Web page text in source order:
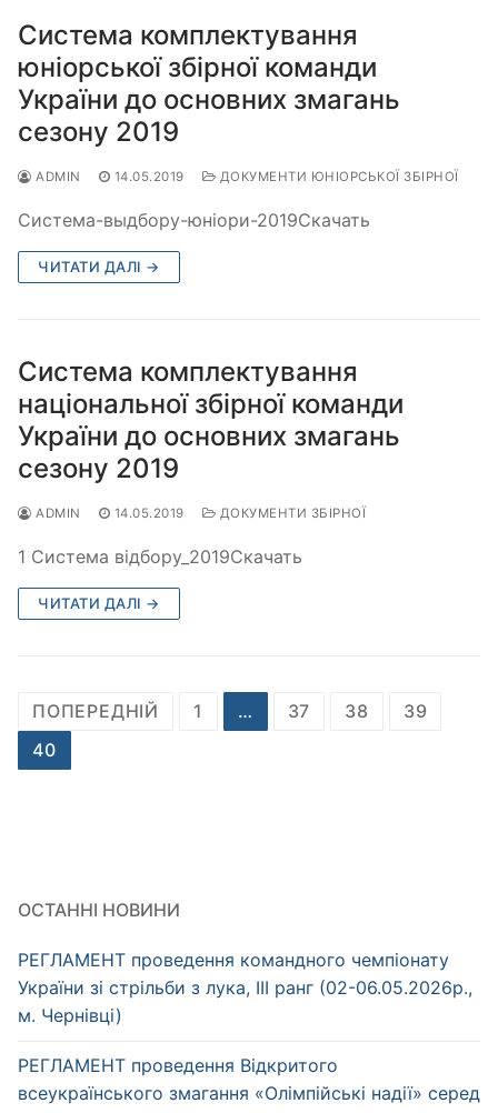
Система комплектування
юніорської збірної команди
України до основних змагань
сезону 2019
ADMIN 14.05.2019 ДОКУМЕНТИ ЮНІОРСЬКОЇ ЗБІРНОЇ
Система-выдбору-юніори-2019Скачать
ЧИТАТИ ДАЛІ →
Система комплектування
національної збірної команди
України до основних змагань
сезону 2019
ADMIN 14.05.2019 ДОКУМЕНТИ ЗБІРНОЇ
1 Cистема відбору_2019Скачать
ЧИТАТИ ДАЛІ →
Пагінація
записів
ПОПЕРЕДНІЙ 1 … 37 38
39
40
ОСТАННІ НОВИНИ
РЕГЛАМЕНТ проведення командного чемпіонату
України зі стрільби з лука, ІІІ ранг (02-06.05.2026р.,
м. Чернівці)
РЕГЛАМЕНТ проведення Відкритого
всеукраїнського змагання «Олімпійські надії» серед